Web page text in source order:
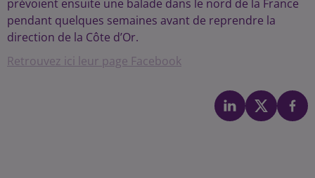
prévoient ensuite une balade dans le nord de la France
pendant quelques semaines avant de reprendre la
direction de la Côte d’Or.
Retrouvez ici leur page Facebook